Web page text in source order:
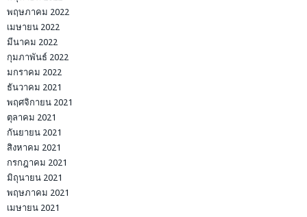
พฤษภาคม 2022
เมษายน 2022
มีนาคม 2022
กุมภาพันธ์ 2022
มกราคม 2022
ธันวาคม 2021
พฤศจิกายน 2021
ตุลาคม 2021
กันยายน 2021
สิงหาคม 2021
กรกฎาคม 2021
มิถุนายน 2021
พฤษภาคม 2021
เมษายน 2021